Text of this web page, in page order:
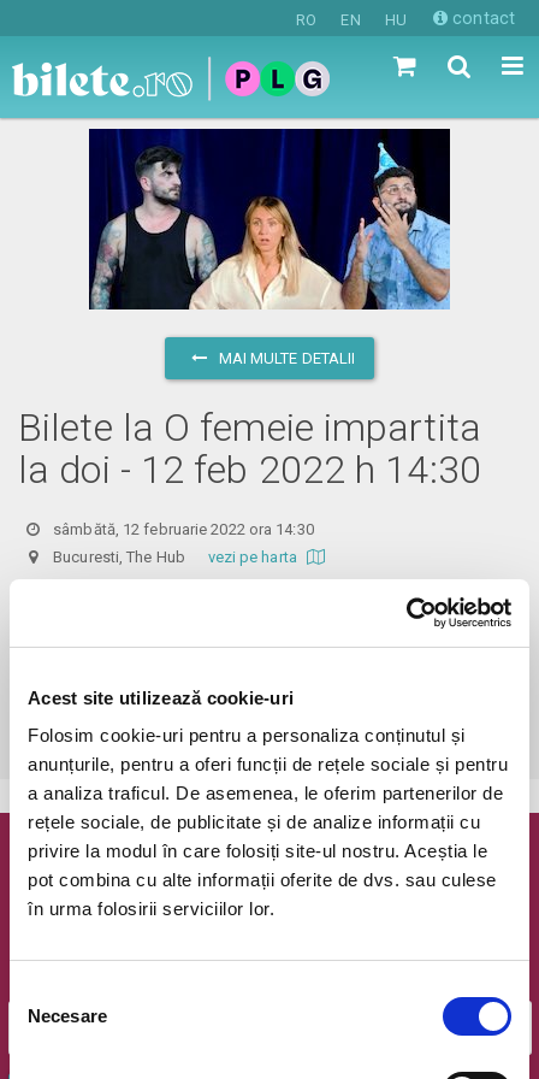
Acest site utilizează cookie-uri
Folosim cookie-uri pentru a personaliza conținutul și
anunțurile, pentru a oferi funcții de rețele sociale și pentru
a analiza traficul. De asemenea, le oferim partenerilor de
rețele sociale, de publicitate și de analize informații cu
privire la modul în care folosiți site-ul nostru. Aceștia le
pot combina cu alte informații oferite de dvs. sau culese
în urma folosirii serviciilor lor.
consimțământului
Necesare
RO EN HU contact
MAI MULTE DETALII
Bilete la O femeie impartita
la doi - 12 feb 2022 h 14:30
sâmbătă, 12 februarie 2022 ora 14:30
Bucuresti, The Hub vezi pe harta
În funcție de ora de începere, accesul în sală se poate face cu o
oră / cu 40 minute mai devreme, fiind permis cu până la 10 minute
Informații suplimentare, la nr. de telefon 0773 825 249.
Newsletter @ Bilete.ro